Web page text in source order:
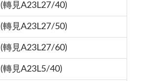
(轉見A23L27/40)
(轉見A23L27/50)
(轉見A23L27/60)
(轉見A23L5/40)